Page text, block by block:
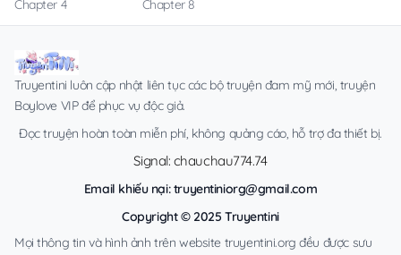
Chapter 4
Chapter 8
Truyentini luôn cập nhật liên tục các bộ truyện đam mỹ mới, truyện
Boylove VIP để phục vụ độc giả.
Đọc truyện hoàn toàn miễn phí, không quảng cáo, hỗ trợ đa thiết bị.
Signal: chauchau774.74
Email khiếu nại:truyentiniorg@gmail.com
Copyright © 2025 Truyentini
Mọi thông tin và hình ảnh trên website truyentini.org đều được sưu